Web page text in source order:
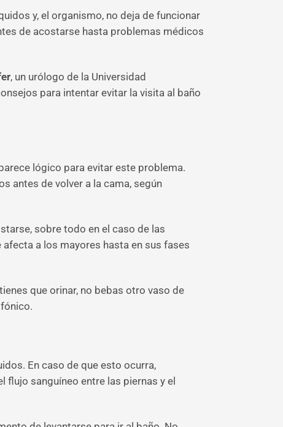
y, el organismo, no deja de funcionar
de acostarse hasta problemas médicos
, un urólogo de la Universidad
para intentar evitar la visita al baño
lógico para evitar este problema.
antes de volver a la cama, según
sobre todo en el caso de las
a los mayores hasta en sus fases
que orinar, no bebas otro vaso de
En caso de que esto ocurra,
flujo sanguíneo entre las piernas y el